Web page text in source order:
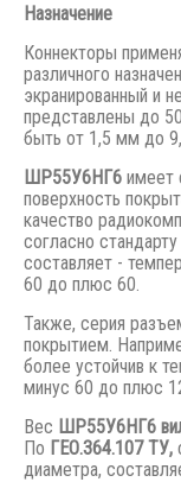
Назначение
Коннекторы
различного
экранированный и
представлены до
быть от 1,5 мм до
ШР55У6НГ6 имеет
поверхность
качество
согласно стандарту
составляет -
60 до плюс 60.
Также, серия
покрытием.
более устойчив к
минус 60 до плюс
Вес ШР55У6НГ6
По ГЕО.364.107 ТУ,
диаметра,